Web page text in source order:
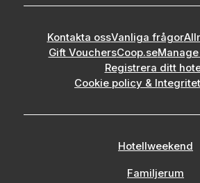
Kontakta ossVanliga frågor
Gift VouchersCoop.se
Registrera ditt
Cookie policy &
Hotellweekend
Familjerum